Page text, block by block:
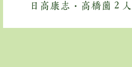
日高康志・高橋薗２